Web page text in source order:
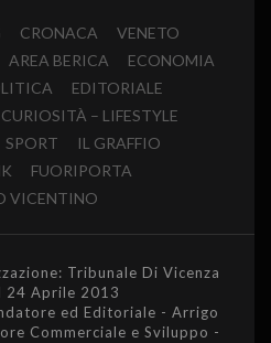
CRONACA
VENETO
AREA BERICA
ECONOMIA
EDITORIALE
CURIOSITÀ – LIFESTYLE
SPORT
IL GRAFFIO
FUORIPORTA
VICENTINO
Tribunale Di Vicenza
24 Aprile 2013
ed Editoriale - Arrigo
Commerciale e Sviluppo -